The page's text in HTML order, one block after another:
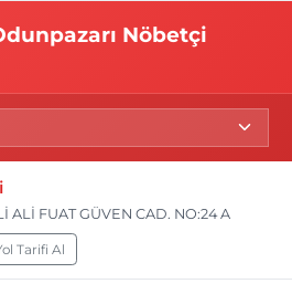
Nöbetçi
ALİ FUAT GÜVEN CAD. NO:24 A
Tarifi Al